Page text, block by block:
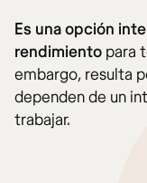
Es una opción
rendimiento para
embargo, resulta
dependen de un
trabajar.